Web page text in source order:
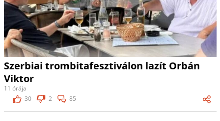
Szerbiai trombitafesztiválon lazít Orbán
Viktor
11 órája
30
2 85